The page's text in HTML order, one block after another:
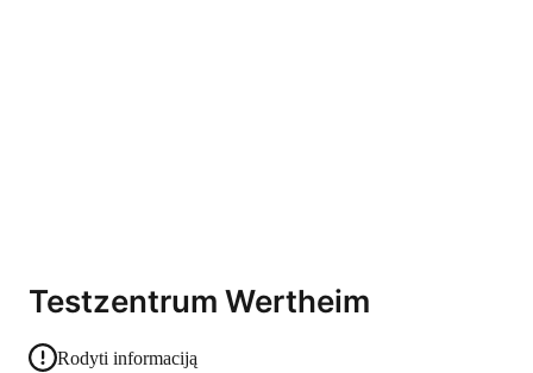
Testzentrum Wertheim
Rodyti informaciją